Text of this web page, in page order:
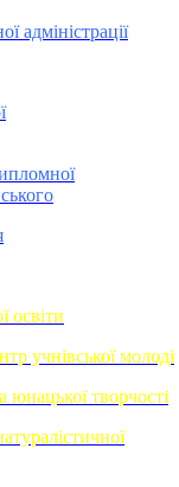
адміністрації
освіти
учнівської молоді
юнацької творчості